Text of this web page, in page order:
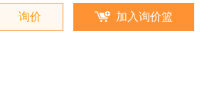
询价 加入询价篮